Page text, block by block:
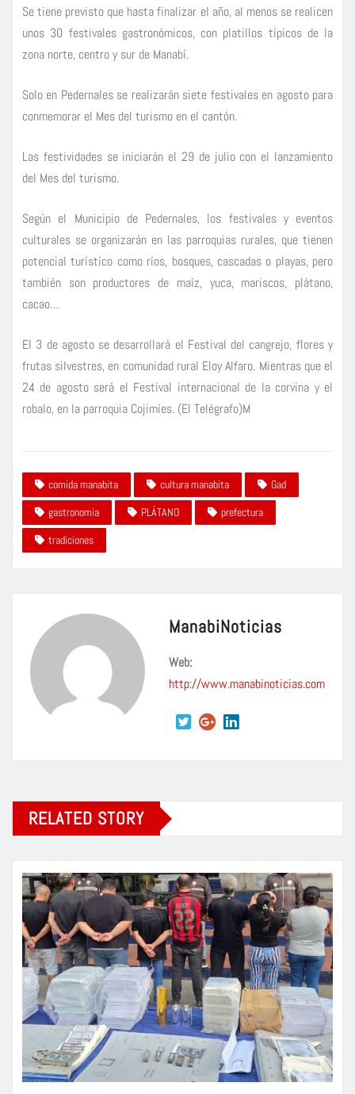
Se tiene previsto que hasta finalizar el año, al menos se realicen
unos 30 festivales gastronómicos, con platillos típicos de la
zona norte, centro y sur de Manabí.
Solo en Pedernales se realizarán siete festivales en agosto para
conmemorar el Mes del turismo en el cantón.
Las festividades se iniciarán el 29 de julio con el lanzamiento
del Mes del turismo.
Según el Municipio de Pedernales, los festivales y eventos
culturales se organizarán en las parroquias rurales, que tienen
potencial turístico como ríos, bosques, cascadas o playas, pero
también son productores de maíz, yuca, mariscos, plátano,
cacao…
El 3 de agosto se desarrollará el Festival del cangrejo, flores y
frutas silvestres, en comunidad rural Eloy Alfaro. Mientras que el
24 de agosto será el Festival internacional de la corvina y el
robalo, en la parroquia Cojimíes. (El Telégrafo)M
comida manabita cultura manabita
Gad
gastronomia
PLÁTANO
prefectura
tradiciones
ManabiNoticias
Web:
http://www.manabinoticias.com
RELATED STORY